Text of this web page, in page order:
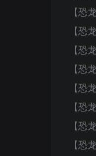
【恐
【恐
【恐
【恐
【恐
【恐
【恐
【恐